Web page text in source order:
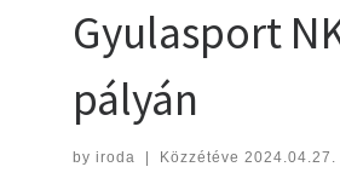
Gyulasport
pályán
by iroda | Közzétéve 2024.04.27.